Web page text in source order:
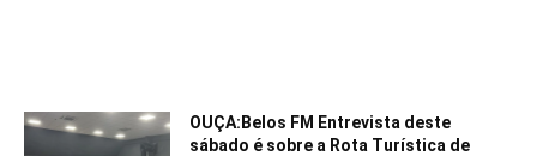
OUÇA:Belos FM Entrevista deste
sábado é sobre a Rota Turística de